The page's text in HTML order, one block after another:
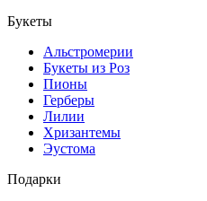
Букеты
Альстромерии
Букеты из Роз
Пионы
Герберы
Лилии
Хризантемы
Эустома
Подарки